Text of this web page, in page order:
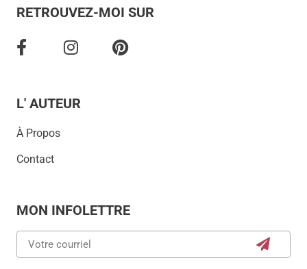
RETROUVEZ-MOI SUR
L' AUTEUR
À Propos
Contact
MON INFOLETTRE